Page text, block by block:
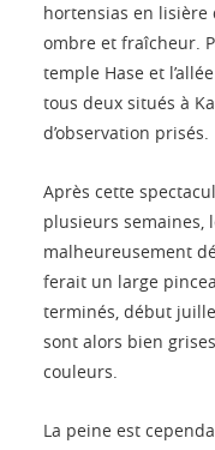
hortensias en
ombre et fraîcheur.
temple Hase et
tous deux situés à
d’observation prisés.
Après cette
plusieurs semaines,
malheureusement
ferait un large
terminés, début
sont alors bien
couleurs.
La peine est